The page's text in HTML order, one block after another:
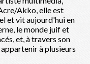
Akko, elle est
et vit aujourd'hui en
le monde juif et
et, à travers son
à plusieurs